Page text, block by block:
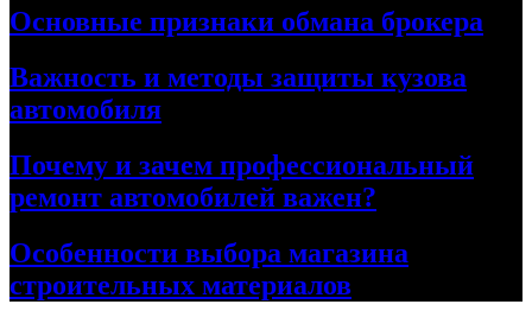
Основные признаки обмана брокера
Важность и методы защиты кузова
автомобиля
Почему и зачем профессиональный
ремонт автомобилей важен?
Особенности выбора магазина
строительных материалов